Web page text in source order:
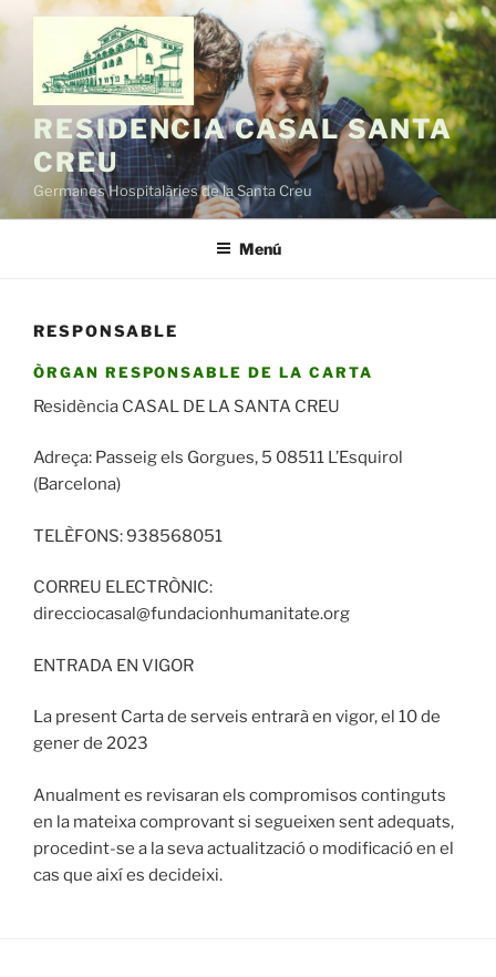
contingut
RESIDENCIA CASAL SANTA
CREU
Germanes Hospitalàries de la Santa Creu
Menú
RESPONSABLE
ÒRGAN RESPONSABLE DE LA CARTA
Residència CASAL DE LA SANTA CREU
Adreça: Passeig els Gorgues, 5 08511 L’Esquirol
(Barcelona)
TELÈFONS: 938568051
CORREU ELECTRÒNIC:
direcciocasal@fundacionhumanitate.org
ENTRADA EN VIGOR
La present Carta de serveis entrarà en vigor, el 10 de
gener de 2023
Anualment es revisaran els compromisos continguts
en la mateixa comprovant si segueixen sent adequats,
procedint-se a la seva actualització o modificació en el
cas que així es decideixi.